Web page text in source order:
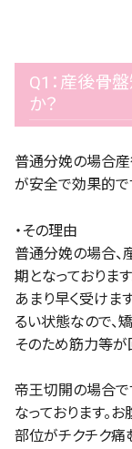
Q1：産後骨
か？
普通分娩の場合
が安全で効果的で
・その理由
普通分娩の場合
期となっております
あまり早く受けま
るい状態なので、
そのため筋力等が
帝王切開の場合
なっております。
部位がチクチク痛